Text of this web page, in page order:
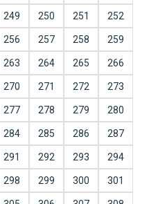
249 250 251 252
256 257 258 259
263 264 265 266
270 271 272 273
277 278 279 280
284 285 286 287
291 292 293 294
298 299 300 301